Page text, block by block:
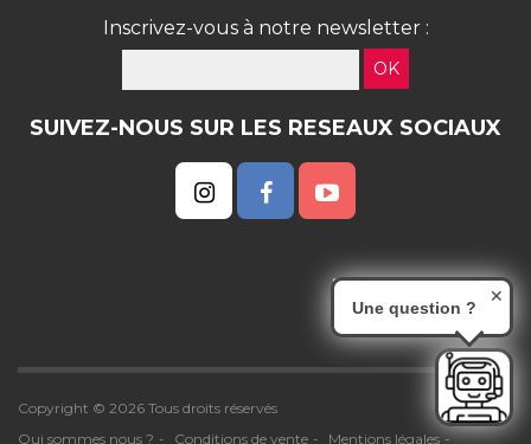
Inscrivez-vous à notre newsletter :
OK
SUIVEZ-NOUS SUR LES RESEAUX SOCIAUX
Copyright © 2026 Tous droits réservés
Qui sommes nous ?
Conditions de vente Mentions légales
Une question ?
✕